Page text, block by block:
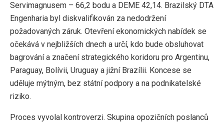
Servimagnusem – 66,2 bodu a DEME 42,14. Brazilský DTA
Engenharia byl diskvalifikován za nedodržení
požadovaných záruk. Otevření ekonomických nabídek se
očekává v nejbližších dnech a určí, kdo bude obsluhovat
bagrování a značení strategického koridoru pro Argentinu,
Paraguay, Bolívii, Uruguay a jižní Brazílii. Koncese se
uděluje mýtným, bez státní podpory a na podnikatelské
riziko.
Proces vyvolal kontroverzi. Skupina opozičních poslanců